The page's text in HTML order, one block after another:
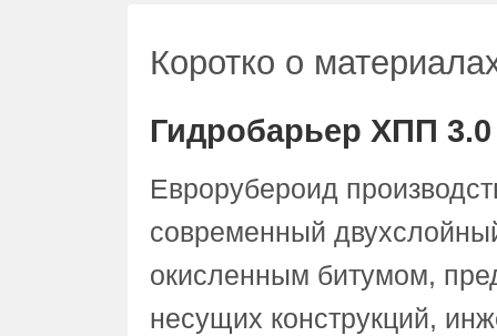
Коротко о
Гидробарьер ХПП 3.0
Еврорубероид
современный
окисленным битумом,
несущих конструкций,